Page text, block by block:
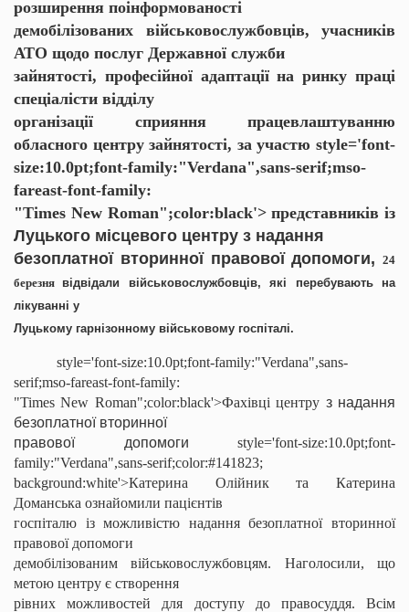
розширення поінформованості
демобілізованих військовослужбовців, учасників
АТО щодо послуг Державної служби
зайнятості, професійної адаптації на ринку праці
спеціалісти відділу
організації сприяння працевлаштуванню
обласного центру зайнятості, за участю style='font-
size:10.0pt;font-family:"Verdana",sans-serif;mso-
fareast-font-family:
"Times New Roman";color:black'> представників із
Луцького місцевого центру з надання
безоплатної вторинної правової допомоги, 24
березня відвідали військовослужбовців, які перебувають на
лікуванні у
Луцькому гарнізонному військовому госпіталі.
style='font-size:10.0pt;font-family:"Verdana",sans-
serif;mso-fareast-font-family:
"Times New Roman";color:black'>Фахівці центру з надання
безоплатної вторинної
правової допомоги
style='font-size:10.0pt;font-
family:"Verdana",sans-serif;color:#141823;
background:white'>Катерина Олійник та Катерина
Доманська ознайомили пацієнтів
госпіталю із можливістю надання безоплатної вторинної
правової допомоги
демобілізованим військовослужбовцям. Наголосили, що
метою центру є створення
рівних можливостей для доступу до правосуддя. Всім